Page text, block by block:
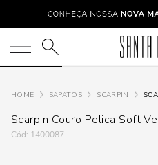
O que você está procurando?
SAPATOS SCARPIN
Scarpin Couro Pelica Soft
: 1400087